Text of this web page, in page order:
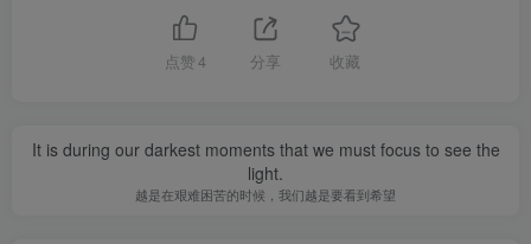
点赞 4 分享 收藏
It is during our darkest moments that we must focus to see the
light.
越是在艰难困苦的时候，我们越是要看到希望